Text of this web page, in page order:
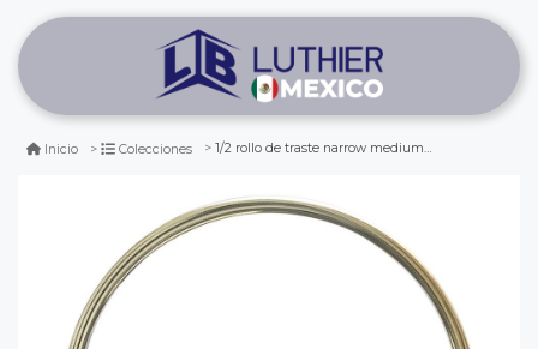
Inicio Colecciones 1/2 rollo de traste narrow medium de 31.5 mts aprox. corona 1.6 mm